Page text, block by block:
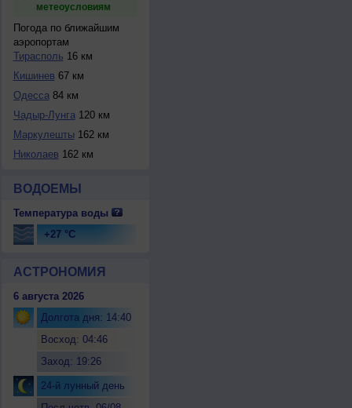
метеоусловиям
Погода по ближайшим
аэропортам
Тирасполь 16 км
Кишинев 67 км
Одесса84 км
Чадыр-Лунга120 км
Маркулешты162 км
Николаев 162 км
ВОДОЕМЫ
Температура воды
+27 °C
АСТРОНОМИЯ
6 августа 2026
Долгота дня: 14:40
Восход: 04:46
Заход: 19:26
24-й лунный день